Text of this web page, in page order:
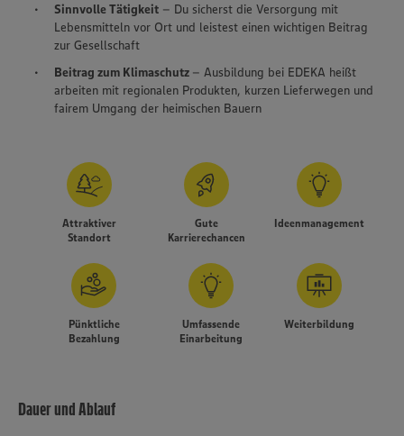
Sinnvolle Tätigkeit – Du sicherst die Versorgung mit
Lebensmitteln vor Ort und leistest einen wichtigen Beitrag
zur Gesellschaft
Beitrag zum Klimaschutz – Ausbildung bei EDEKA heißt
arbeiten mit regionalen Produkten, kurzen Lieferwegen und
fairem Umgang der heimischen Bauern
Attraktiver
Standort
Gute
Karrierechancen
Ideenmanagement
Pünktliche
Bezahlung
Umfassende
Einarbeitung
Weiterbildung
Dauer und Ablauf